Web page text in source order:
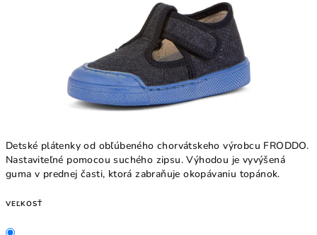
Detské plátenky od obľúbeného chorvátskeho výrobcu FRODDO.
Nastaviteľné pomocou suchého zipsu. Výhodou je vyvýšená
guma v prednej časti, ktorá zabraňuje okopávaniu topánok.
VEĽKOSŤ